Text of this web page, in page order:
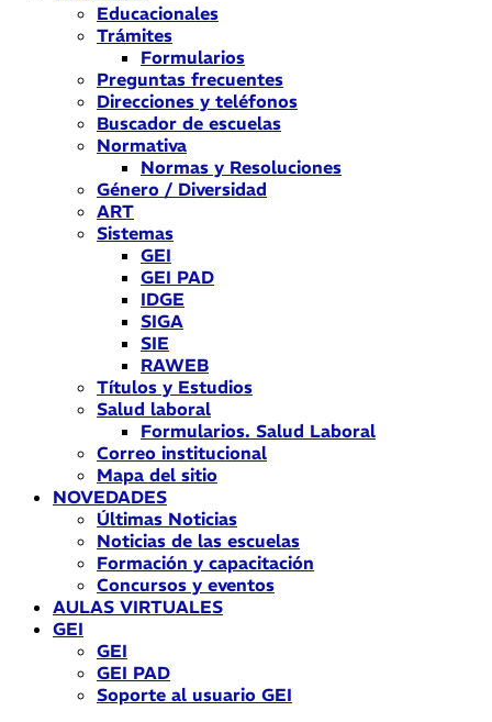
Educacionales
Trámites
Formularios
Preguntas frecuentes
Direcciones y teléfonos
Buscador de escuelas
Normativa
Normas y Resoluciones
Género / Diversidad
ART
Sistemas
GEI
GEI PAD
IDGE
SIGA
SIE
RAWEB
Títulos y Estudios
Salud laboral
Formularios. Salud Laboral
Correo institucional
Mapa del sitio
NOVEDADES
Últimas Noticias
Noticias de las escuelas
Formación y capacitación
Concursos y eventos
AULAS VIRTUALES
GEI
GEI
GEI PAD
Soporte al usuario GEI